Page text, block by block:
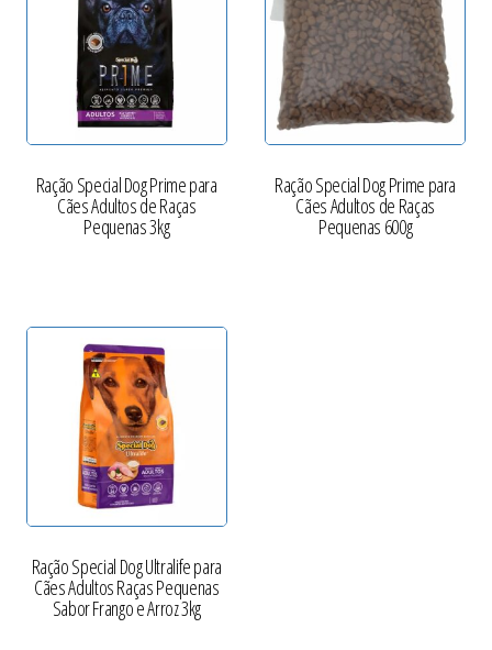
Ração Special Dog Prime para
Cães Adultos de Raças
Pequenas 3kg
Ração Special Dog Prime para
Cães Adultos de Raças
Pequenas 600g
Ração Special Dog Ultralife para
Cães Adultos Raças Pequenas
Sabor Frango e Arroz 3kg